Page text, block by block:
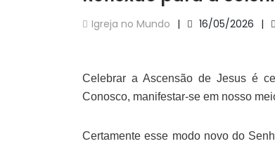
Igreja no Mundo 16/05/2026
Celebrar a Ascensão de Jesus é
Conosco, manifestar-se em nosso
Certamente esse modo novo do